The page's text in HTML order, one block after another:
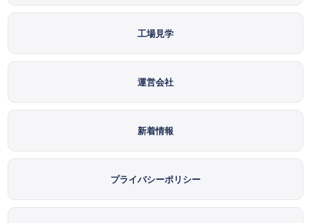
工場見学
運営会社
新着情報
プライバシーポリシー